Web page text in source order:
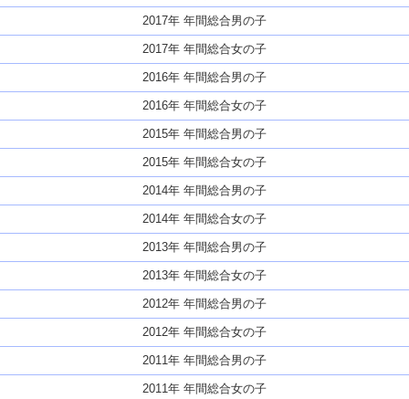
2017年 年間総合男の子
2017年 年間総合女の子
2016年 年間総合男の子
2016年 年間総合女の子
2015年 年間総合男の子
2015年 年間総合女の子
2014年 年間総合男の子
2014年 年間総合女の子
2013年 年間総合男の子
2013年 年間総合女の子
2012年 年間総合男の子
2012年 年間総合女の子
2011年 年間総合男の子
2011年 年間総合女の子